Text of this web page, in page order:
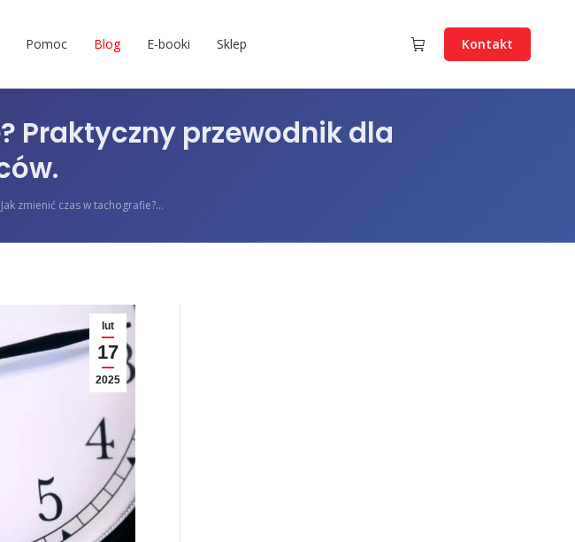
Pomoc Blog E-booki Sklep Kontakt
Praktyczny przewodnik dla
Jak zmienić czas w tachografie?…
lut
17
2025